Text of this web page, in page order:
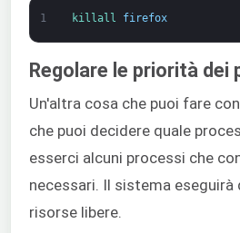
1 killall firefox
Regolare le priorità dei
Un'altra cosa che puoi fare
che puoi decidere quale
esserci alcuni processi che
necessari. Il sistema
risorse libere.